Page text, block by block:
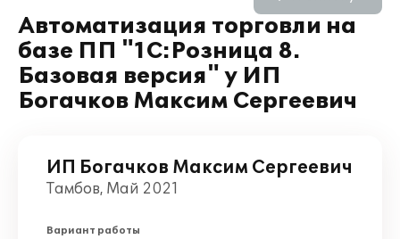
Автоматизация торговли на
базе ПП "1С:Розница 8.
Базовая версия" у ИП
Богачков Максим Сергеевич
ИП Богачков Максим Сергеевич
Тамбов, Май 2021
Вариант работы